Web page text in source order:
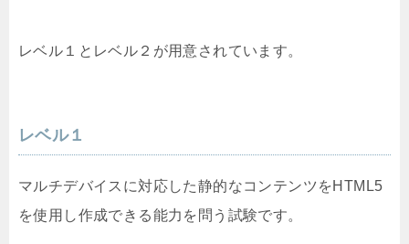
レベル１とレベル２が用意されています。
レベル１
マルチデバイスに対応した静的なコンテンツをHTML5
を使用し作成できる能力を問う試験です。